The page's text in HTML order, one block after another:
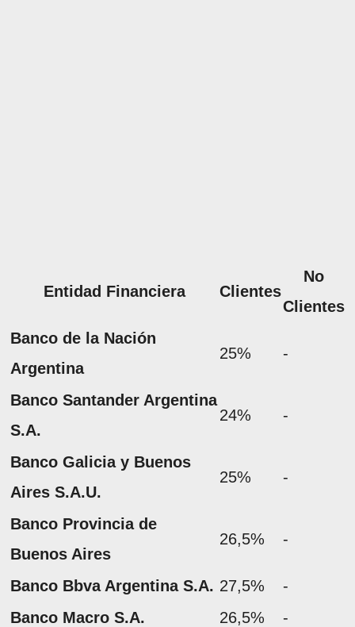
Entidad Financiera Clientes
No
Clientes
Banco de la Nación
Argentina
25% -
Banco Santander Argentina
S.A.
24% -
Banco Galicia y Buenos
Aires S.A.U.
25% -
Banco Provincia de
Buenos Aires
26,5% -
Banco Bbva Argentina S.A. 27,5%
-
Banco Macro S.A.
26,5%
-